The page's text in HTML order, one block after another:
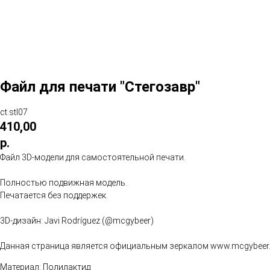
Файл для печати "Стегозавр"
ct.stl07
410,00
р.
Файл 3D-модели для самостоятельной печати.
Полностью подвижная модель.
Печатается без поддержек.
3D-дизайн: Javi Rodríguez (@mcgybeer)
Данная страница является официальным зеркалом
Материал: Полилактид